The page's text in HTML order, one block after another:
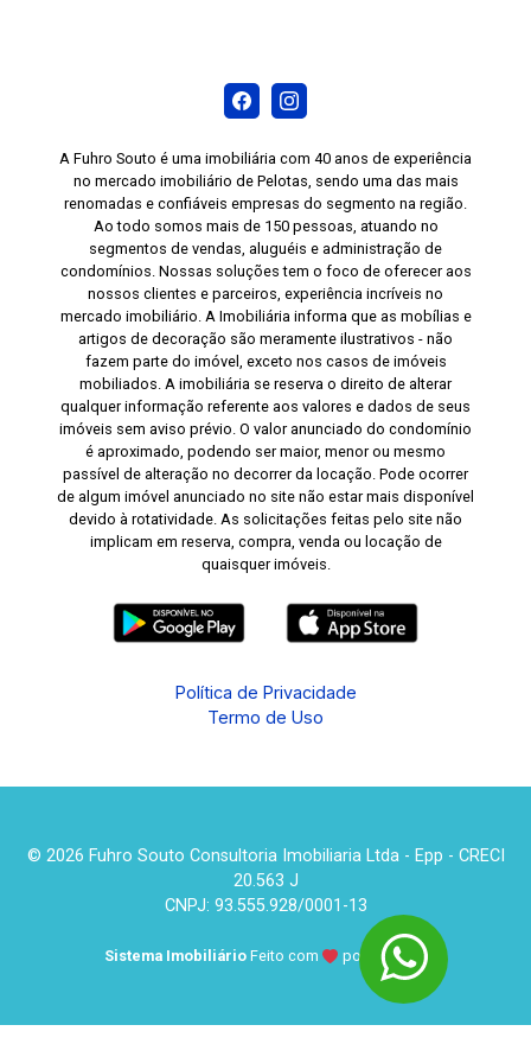
A Fuhro Souto é uma imobiliária com 40 anos de experiência
no mercado imobiliário de Pelotas, sendo uma das mais
renomadas e confiáveis empresas do segmento na região.
Ao todo somos mais de 150 pessoas, atuando no
segmentos de vendas, aluguéis e administração de
condomínios. Nossas soluções tem o foco de oferecer aos
nossos clientes e parceiros, experiência incríveis no
mercado imobiliário. A Imobiliária informa que as mobílias e
artigos de decoração são meramente ilustrativos - não
fazem parte do imóvel, exceto nos casos de imóveis
mobiliados. A imobiliária se reserva o direito de alterar
qualquer informação referente aos valores e dados de seus
imóveis sem aviso prévio. O valor anunciado do condomínio
é aproximado, podendo ser maior, menor ou mesmo
passível de alteração no decorrer da locação. Pode ocorrer
de algum imóvel anunciado no site não estar mais disponível
devido à rotatividade. As solicitações feitas pelo site não
implicam em reserva, compra, venda ou locação de
quaisquer imóveis.
Política de Privacidade
Termo de Uso
© 2026 Fuhro Souto Consultoria Imobiliaria Ltda - Epp - CRECI
20.563 J
CNPJ: 93.555.928/0001-13
Sistema Imobiliário Feito com por KUROLE